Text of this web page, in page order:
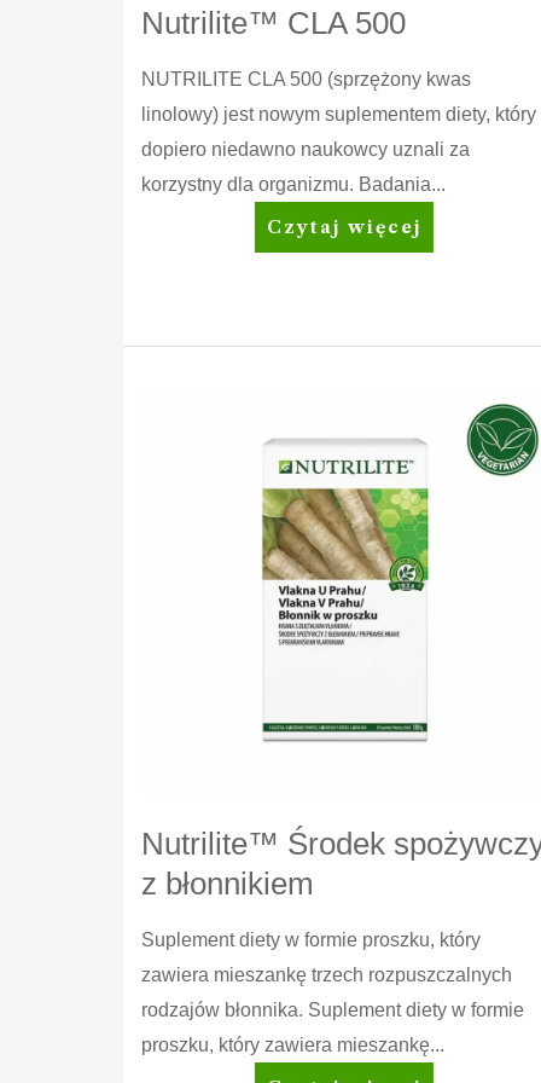
Nutrilite™ CLA 500
NUTRILITE CLA 500 (sprzężony kwas
linolowy) jest nowym suplementem diety, który
dopiero niedawno naukowcy uznali za
korzystny dla organizmu. Badania...
Nutrilite™
CLA
Czytaj więcej
Nutrilite™ Środek
z błonnikiem
Suplement diety w formie proszku, który
zawiera mieszankę trzech rozpuszczalnych
rodzajów błonnika. Suplement diety w formie
proszku, który zawiera mieszankę...